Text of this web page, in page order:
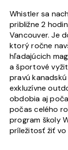
Whistler sa
približne 2
Vancouver. Je
ktorý ročne
hľadajúcich
a športové
pravú
exkluzívne
obdobia aj
počas celého
program školy
príležitosť žiť vo